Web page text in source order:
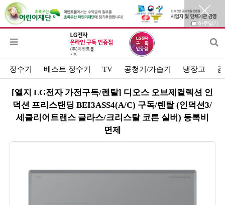
하루닫기
정수기 베스트 정수기 TV 공청기/가습기 냉장고
[엘지 LG전자 가전구독/렌탈] 디오스 오브제컬렉션 인
덕션 프리스탠딩 BEI3ASS4(A/C) 구독/렌탈 (인덕션3/
세클리어트랜스 글라스/크리스탈 코튼 실버) 등록비
면제